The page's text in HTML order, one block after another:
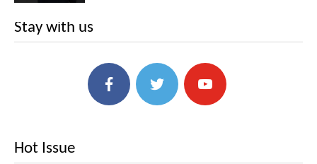
Stay with us
Hot Issue